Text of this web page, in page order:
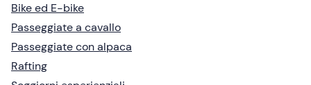
Bike ed E-bike
Passeggiate a cavallo
Passeggiate con alpaca
Rafting